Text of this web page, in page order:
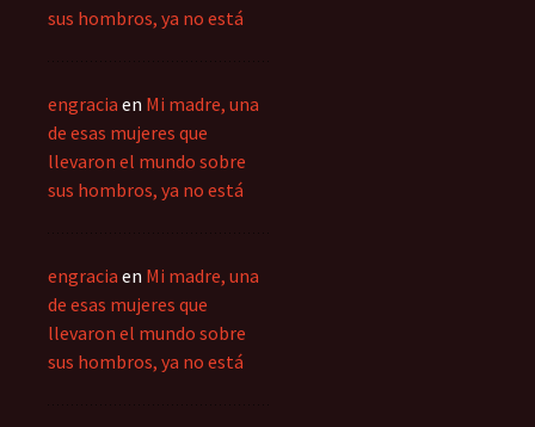
sus hombros, ya no está
engracia en Mi madre, una
de esas mujeres que
llevaron el mundo sobre
sus hombros, ya no está
engracia en Mi madre, una
de esas mujeres que
llevaron el mundo sobre
sus hombros, ya no está